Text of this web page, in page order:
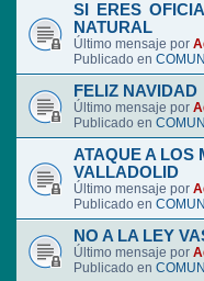
SI ERES
NATURAL
Último mensaje por
Publicado en
FELIZ NAVIDAD
Último mensaje por
Publicado en
ATAQUE A LOS
VALLADOLID
Último mensaje por
Publicado en
NO A LA LEY
Último mensaje por
Publicado en